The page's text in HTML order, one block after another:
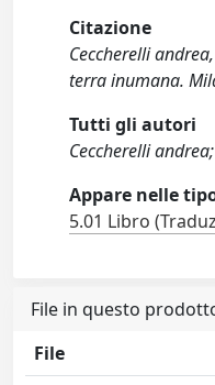
Citazione
Ceccherelli
terra inumana.
Tutti gli autori
Ceccherelli
Appare nelle
5.01 Libro
File in questo
File